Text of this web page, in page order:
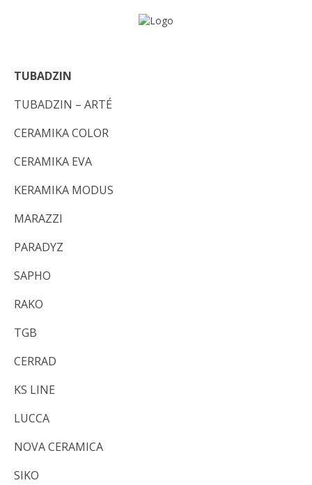
TUBADZIN
TUBADZIN – ARTÉ
CERAMIKA COLOR
CERAMIKA EVA
KERAMIKA MODUS
MARAZZI
PARADYZ
SAPHO
RAKO
TGB
CERRAD
KS LINE
LUCCA
NOVA CERAMICA
SIKO